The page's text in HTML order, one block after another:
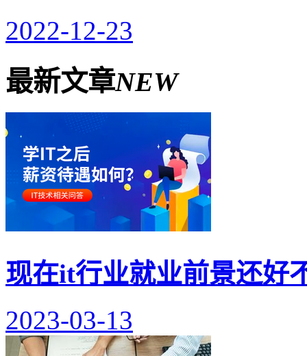
2022-12-23
最新文章NEW
现在it行业就业前景还好
2023-03-13